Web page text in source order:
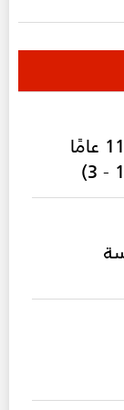
عبد الرحيم علي يكتب: 11 عامًا